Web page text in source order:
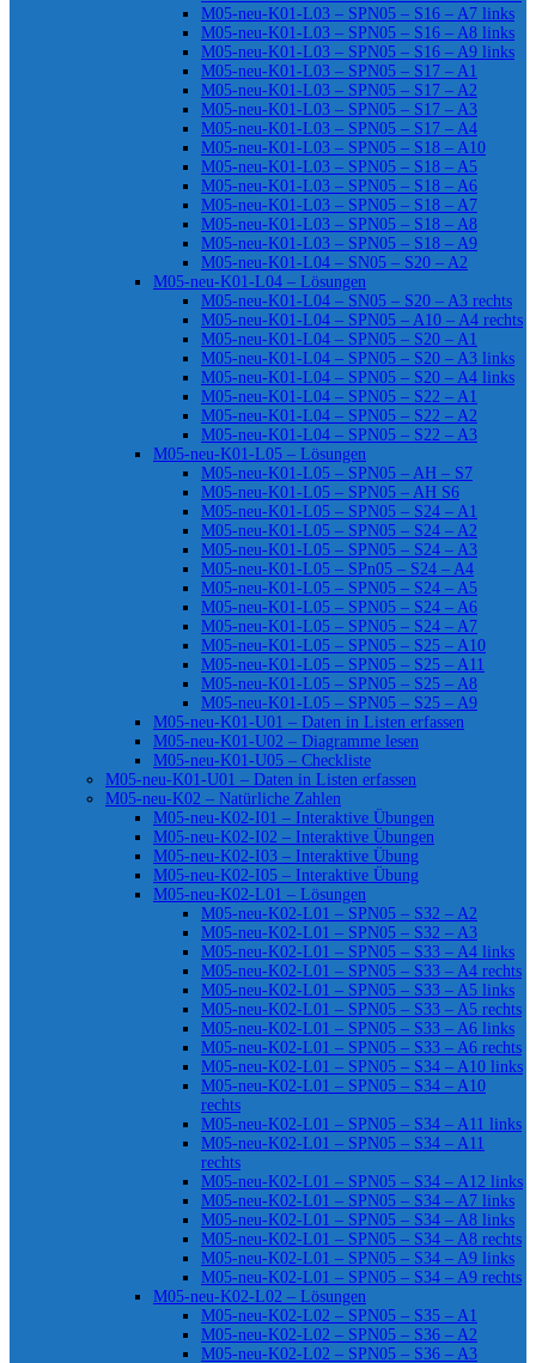
M05-neu-K01-L03 – SPN05 – S16 – A7 links
M05-neu-K01-L03 – SPN05 – S16 – A8 links
M05-neu-K01-L03 – SPN05 – S16 – A9 links
M05-neu-K01-L03 – SPN05 – S17 – A1
M05-neu-K01-L03 – SPN05 – S17 – A2
M05-neu-K01-L03 – SPN05 – S17 – A3
M05-neu-K01-L03 – SPN05 – S17 – A4
M05-neu-K01-L03 – SPN05 – S18 – A10
M05-neu-K01-L03 – SPN05 – S18 – A5
M05-neu-K01-L03 – SPN05 – S18 – A6
M05-neu-K01-L03 – SPN05 – S18 – A7
M05-neu-K01-L03 – SPN05 – S18 – A8
M05-neu-K01-L03 – SPN05 – S18 – A9
M05-neu-K01-L04 – SN05 – S20 – A2
M05-neu-K01-L04 – Lösungen
M05-neu-K01-L04 – SN05 – S20 – A3 rechts
M05-neu-K01-L04 – SPN05 – A10 – A4 rechts
M05-neu-K01-L04 – SPN05 – S20 – A1
M05-neu-K01-L04 – SPN05 – S20 – A3 links
M05-neu-K01-L04 – SPN05 – S20 – A4 links
M05-neu-K01-L04 – SPN05 – S22 – A1
M05-neu-K01-L04 – SPN05 – S22 – A2
M05-neu-K01-L04 – SPN05 – S22 – A3
M05-neu-K01-L05 – Lösungen
M05-neu-K01-L05 – SPN05 – AH – S7
M05-neu-K01-L05 – SPN05 – AH S6
M05-neu-K01-L05 – SPN05 – S24 – A1
M05-neu-K01-L05 – SPN05 – S24 – A2
M05-neu-K01-L05 – SPN05 – S24 – A3
M05-neu-K01-L05 – SPn05 – S24 – A4
M05-neu-K01-L05 – SPN05 – S24 – A5
M05-neu-K01-L05 – SPN05 – S24 – A6
M05-neu-K01-L05 – SPN05 – S24 – A7
M05-neu-K01-L05 – SPN05 – S25 – A10
M05-neu-K01-L05 – SPN05 – S25 – A11
M05-neu-K01-L05 – SPN05 – S25 – A8
M05-neu-K01-L05 – SPN05 – S25 – A9
M05-neu-K01-U01 – Daten in Listen erfassen
M05-neu-K01-U02 – Diagramme lesen
M05-neu-K01-U05 – Checkliste
M05-neu-K01-U01 – Daten in Listen erfassen
M05-neu-K02 – Natürliche Zahlen
M05-neu-K02-I01 – Interaktive Übungen
M05-neu-K02-I02 – Interaktive Übungen
M05-neu-K02-I03 – Interaktive Übung
M05-neu-K02-I05 – Interaktive Übung
M05-neu-K02-L01 – Lösungen
M05-neu-K02-L01 – SPN05 – S32 – A2
M05-neu-K02-L01 – SPN05 – S32 – A3
M05-neu-K02-L01 – SPN05 – S33 – A4 links
M05-neu-K02-L01 – SPN05 – S33 – A4 rechts
M05-neu-K02-L01 – SPN05 – S33 – A5 links
M05-neu-K02-L01 – SPN05 – S33 – A5 rechts
M05-neu-K02-L01 – SPN05 – S33 – A6 links
M05-neu-K02-L01 – SPN05 – S33 – A6 rechts
M05-neu-K02-L01 – SPN05 – S34 – A10 links
M05-neu-K02-L01 – SPN05 – S34 – A10
rechts
M05-neu-K02-L01 – SPN05 – S34 – A11 links
M05-neu-K02-L01 – SPN05 – S34 – A11
rechts
M05-neu-K02-L01 – SPN05 – S34 – A12 links
M05-neu-K02-L01 – SPN05 – S34 – A7 links
M05-neu-K02-L01 – SPN05 – S34 – A8 links
M05-neu-K02-L01 – SPN05 – S34 – A8 rechts
M05-neu-K02-L01 – SPN05 – S34 – A9 links
M05-neu-K02-L01 – SPN05 – S34 – A9 rechts
M05-neu-K02-L02 – Lösungen
M05-neu-K02-L02 – SPN05 – S35 – A1
M05-neu-K02-L02 – SPN05 – S36 – A2
M05-neu-K02-L02 – SPN05 – S36 – A3